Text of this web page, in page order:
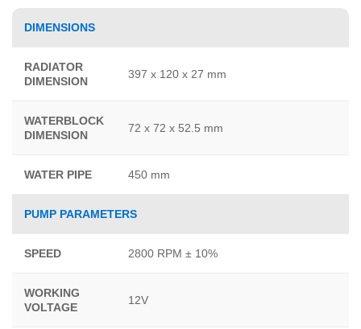
DIMENSIONS
RADIATOR
DIMENSION
397 x 120 x 27 mm
WATERBLOCK
DIMENSION
72 x 72 x 52.5 mm
WATER PIPE 450 mm
PUMP PARAMETERS
SPEED 2800 RPM ± 10%
WORKING
VOLTAGE
12V